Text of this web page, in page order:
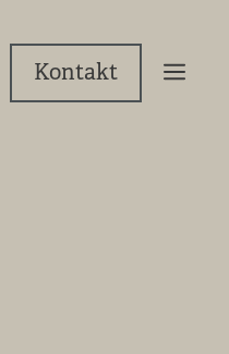
Kontakt